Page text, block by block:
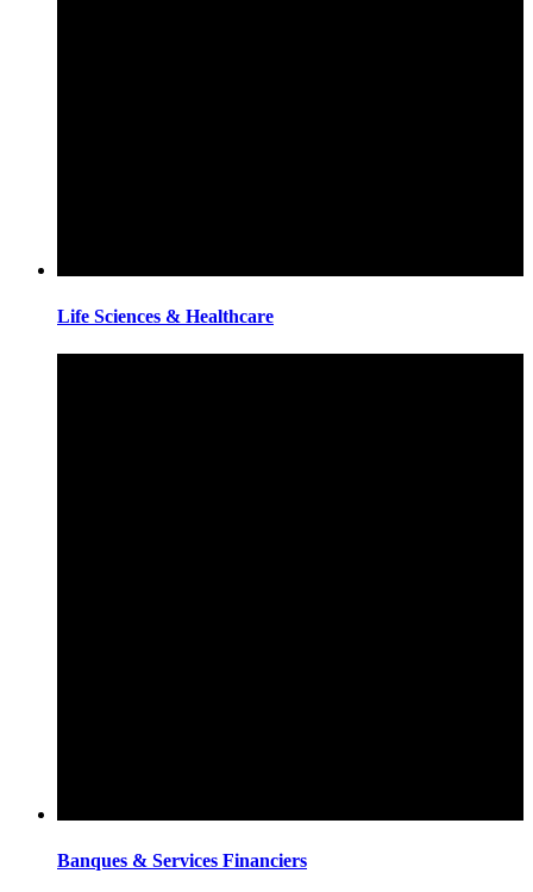
Life Sciences & Healthcare
Banques & Services Financiers